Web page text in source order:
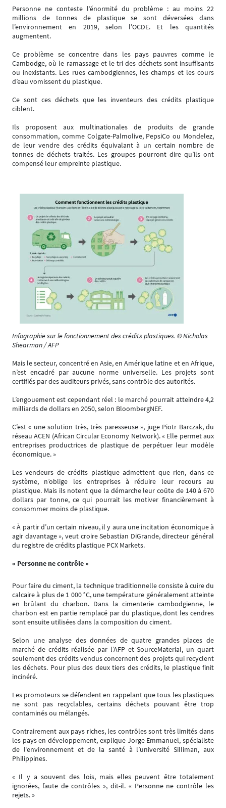
Personne ne conteste l’énormité du problème : au moins 22
millions de tonnes de plastique se sont déversées dans
l’environnement en 2019, selon l’OCDE. Et les quantités
augmentent.
Ce problème se concentre dans les pays pauvres comme le
Cambodge, où le ramassage et le tri des déchets sont insuffisants
ou inexistants. Les rues cambodgiennes, les champs et les cours
d’eau vomissent du plastique.
Ce sont ces déchets que les inventeurs des crédits plastique
ciblent.
Ils proposent aux multinationales de produits de grande
consommation, comme Colgate-Palmolive, PepsiCo ou Mondelez,
de leur vendre des crédits équivalant à un certain nombre de
tonnes de déchets traités. Les groupes pourront dire qu’ils ont
compensé leur empreinte plastique.
Infographie sur le fonctionnement des crédits plastiques. © Nicholas
Shearman / AFP
Mais le secteur, concentré en Asie, en Amérique latine et en Afrique,
n’est encadré par aucune norme universelle. Les projets sont
certifiés par des auditeurs privés, sans contrôle des autorités.
L’engouement est cependant réel : le marché pourrait atteindre 4,2
milliards de dollars en 2050, selon BloombergNEF.
C’est « une solution très, très paresseuse », juge Piotr Barczak, du
réseau ACEN (African Circular Economy Network). « Elle permet aux
entreprises productrices de plastique de perpétuer leur modèle
économique. »
Les vendeurs de crédits plastique admettent que rien, dans ce
système, n’oblige les entreprises à réduire leur recours au
plastique. Mais ils notent que la démarche leur coûte de 140 à 670
dollars par tonne, ce qui pourrait les motiver financièrement à
consommer moins de plastique.
« À partir d’un certain niveau, il y aura une incitation économique à
agir davantage », veut croire Sebastian DiGrande, directeur général
du registre de crédits plastique PCX Markets.
« Personne ne contrôle »
Pour faire du ciment, la technique traditionnelle consiste à cuire du
calcaire à plus de 1 000 °C, une température généralement atteinte
en brûlant du charbon. Dans la cimenterie cambodgienne, le
charbon est en partie remplacé par du plastique, dont les cendres
sont ensuite utilisées dans la composition du ciment.
Selon une analyse des données de quatre grandes places de
marché de crédits réalisée par l’AFP et SourceMaterial, un quart
seulement des crédits vendus concernent des projets qui recyclent
les déchets. Pour plus des deux tiers des crédits, le plastique finit
incinéré.
Les promoteurs se défendent en rappelant que tous les plastiques
ne sont pas recyclables, certains déchets pouvant être trop
contaminés ou mélangés.
Contrairement aux pays riches, les contrôles sont très limités dans
les pays en développement, explique Jorge Emmanuel, spécialiste
de l’environnement et de la santé à l’université Silliman, aux
Philippines.
« Il y a souvent des lois, mais elles peuvent être totalement
ignorées, faute de contrôles », dit-il. « Personne ne contrôle les
rejets. »